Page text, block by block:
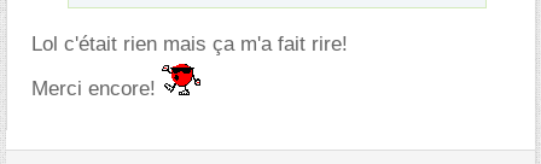
Lol c'était rien mais ça m'a fait rire!
Merci encore!